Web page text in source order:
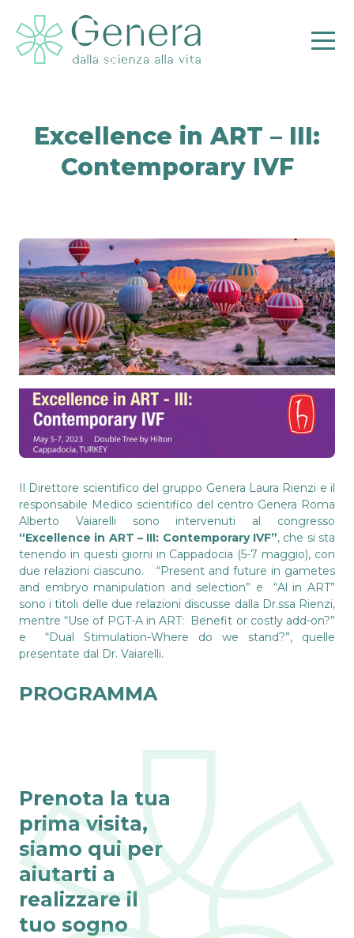
Excellence in ART – III:
Contemporary IVF
Il Direttore scientifico del gruppo Genera Laura Rienzi e il
responsabile Medico scientifico del centro Genera Roma
Alberto Vaiarelli sono intervenuti al congresso
“Excellence in ART – III: Contemporary IVF”, che si sta
tenendo in questi giorni in Cappadocia (5-7 maggio), con
due relazioni ciascuno. “Present and future in gametes
and embryo manipulation and selection” e “Al in ART”
sono i titoli delle due relazioni discusse dalla Dr.ssa Rienzi,
mentre “Use of PGT-A in ART: Benefit or costly add-on?”
e “Dual Stimulation-Where do we stand?”, quelle
presentate dal Dr. Vaiarelli.
PROGRAMMA
Prenota la tua
prima visita,
siamo qui per
aiutarti a
realizzare il
tuo sogno